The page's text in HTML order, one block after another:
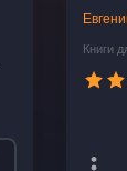
Книги